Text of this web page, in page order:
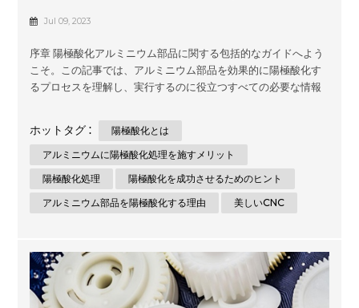
する基本ガイド
Jul 09, 2023
序章 陽極酸化アルミニウム部品に関する包括的なガイドへよう
こそ。この記事では、アルミニウム部品を効果的に陽極酸化す
るプロセスを理解し、実行するのに役立つすべての必要な情報
高の結果を達成できるように支援することを目的としていま
す。 セクション 1: 陽極酸化について理解する 陽極酸化とは何で
性、耐食性、美観を向上させる電気化学プロセスです。アルミ
ニウムを電解槽に浸し、電流を流すことで表面に酸化皮膜を形
点をもたらします。 なぜアルミニウム部品を陽極酸化するの
か? 陽極酸化アルミニウム部品には、未処理のアルミニウムに
比べ...
ホットタグ :
陽極酸化とは
アルミニウムに陽極酸化処理を施すメリット
陽極酸化処理
陽極酸化を成功させるためのヒント
アルミニウム部品を陽極酸化する理由
美しいCNC